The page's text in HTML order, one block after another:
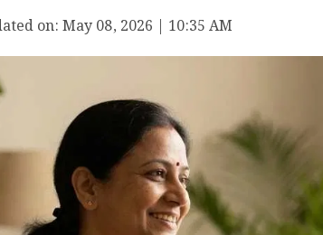
on:May 08, 2026 | 10:35 AM